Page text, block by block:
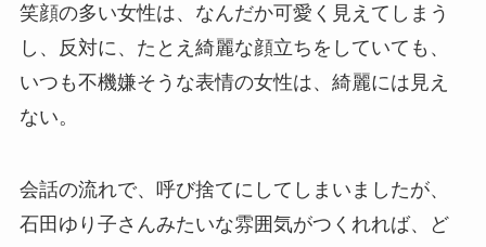
笑顔の多い女性は、なんだか可愛く見えてしまう
し、反対に、たとえ綺麗な顔立ちをしていても、
いつも不機嫌そうな表情の女性は、綺麗には見え
ない。
会話の流れで、呼び捨てにしてしまいましたが、
石田ゆり子さんみたいな雰囲気がつくれれば、ど